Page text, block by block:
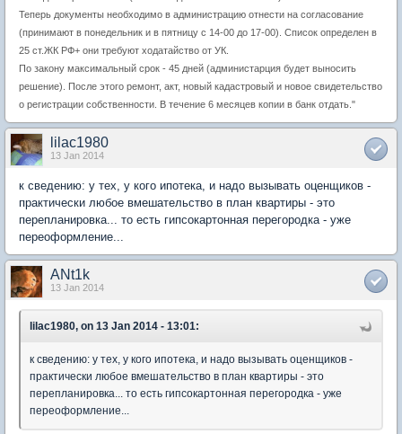
Теперь документы необходимо в администрацию отнести на согласование
(принимают в понедельник и в пятницу с 14-00 до 17-00). Список определен в
25 ст.ЖК РФ+ они требуют ходатайство от УК.
По закону максимальный срок - 45 дней (администарция будет выносить
решение). После этого ремонт, акт, новый кадастровый и новое свидетельство
о регистрации собственности. В течение 6 месяцев копии в банк отдать."
lilac1980
13 Jan 2014
к сведению: у тех, у кого ипотека, и надо вызывать оценщиков -
практически любое вмешательство в план квартиры - это
перепланировка... то есть гипсокартонная перегородка - уже
переоформление...
ANt1k
13 Jan 2014
lilac1980, on 13 Jan 2014 - 13:01:
к сведению: у тех, у кого ипотека, и надо вызывать оценщиков -
практически любое вмешательство в план квартиры - это
перепланировка... то есть гипсокартонная перегородка - уже
переоформление...